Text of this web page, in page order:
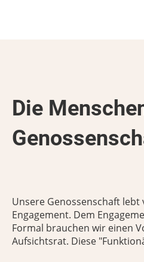
Die
Unsere Genossenschaft
Engagement. Dem
Formal brauchen wir einen
Aufsichtsrat. Diese